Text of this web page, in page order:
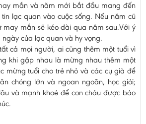
mắn và năm mới bắt đầu mang đến
lạc quan vào cuộc sống. Nếu năm cũ
may mắn sẽ kéo dài qua năm sau.Với ý
ngày của lạc quan và hy vọng.
cả mọi người, ai cũng thêm một tuổi vì
khi gặp nhau là mừng nhau thêm một
mừng tuổi cho trẻ nhỏ và các cụ già để
chóng lớn và ngoan ngoãn, học giỏi;
và mạnh khoẻ để con cháu được báo